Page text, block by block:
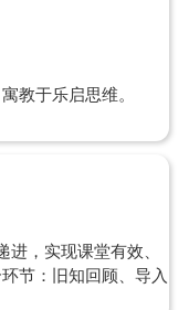
教于乐启思维。
进，实现课堂有效、
节：旧知回顾、导入